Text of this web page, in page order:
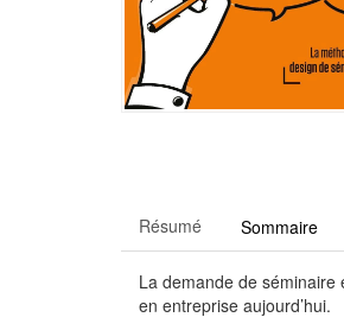
Résumé Sommaire
La demande de séminaire
en entreprise aujourd’hui.